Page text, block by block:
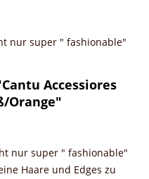
nur super " fashionable"
Accessiores
Orange"
nur super " fashionable"
Haare und Edges zu